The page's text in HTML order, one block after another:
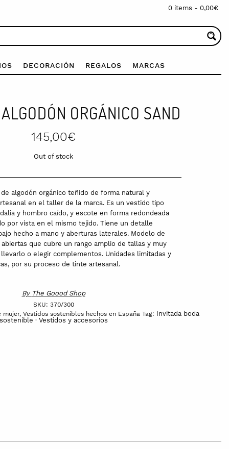
0 items - 0,00€
DECORACIÓN REGALOS MARCAS
ORGÁNICO SAND
145,00€
Out of stock
algodón orgánico teñido de forma natural y
en el taller de la marca. Es un vestido tipo
y hombro caído, y escote en forma redondeada
por vista en el mismo tejido. Tiene un detalle
hecho a mano y aberturas laterales. Modelo de
que cubre un rango amplio de tallas y muy
o elegir complementos. Unidades limitadas y
por su proceso de tinte artesanal.
By The Goood Shop
SKU: 370/300
mujer, Vestidos sostenibles hechos en España Tag: Invitada boda
sostenible · Vestidos y accesorios